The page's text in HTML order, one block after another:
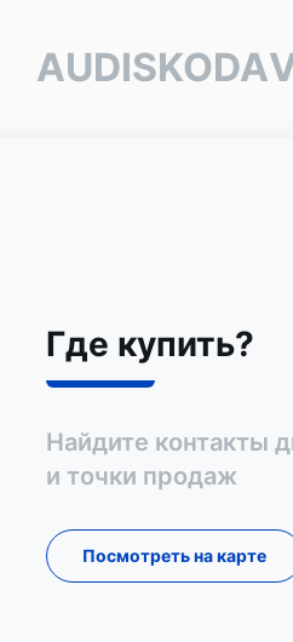
AUDISKODA
Где купить?
Найдите контакты
и точки продаж
Посмотреть на карте